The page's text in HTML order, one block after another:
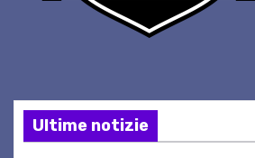
Ultime notizie